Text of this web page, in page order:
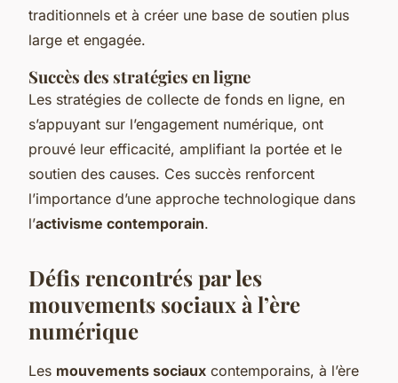
traditionnels et à créer une base de soutien plus
large et engagée.
Succès des stratégies en ligne
Les stratégies de collecte de fonds en ligne, en
s’appuyant sur l’engagement numérique, ont
prouvé leur efficacité, amplifiant la portée et le
soutien des causes. Ces succès renforcent
l’importance d’une approche technologique dans
l’activisme contemporain.
Défis rencontrés par les
mouvements sociaux à l’ère
numérique
Les mouvements sociaux contemporains, à l’ère